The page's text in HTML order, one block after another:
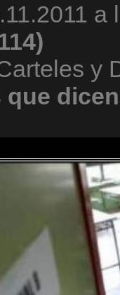
a
y
que dicen